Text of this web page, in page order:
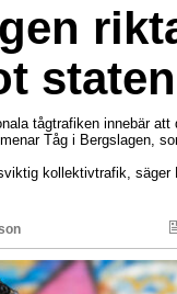
staten
tågtrafiken innebär att
Tåg i Bergslagen,
kollektivtrafik, säger